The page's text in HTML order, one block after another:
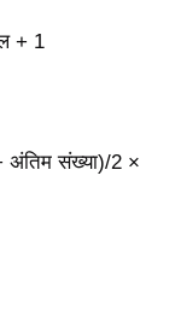
+ 1
अंतिम संख्या)/2 ×